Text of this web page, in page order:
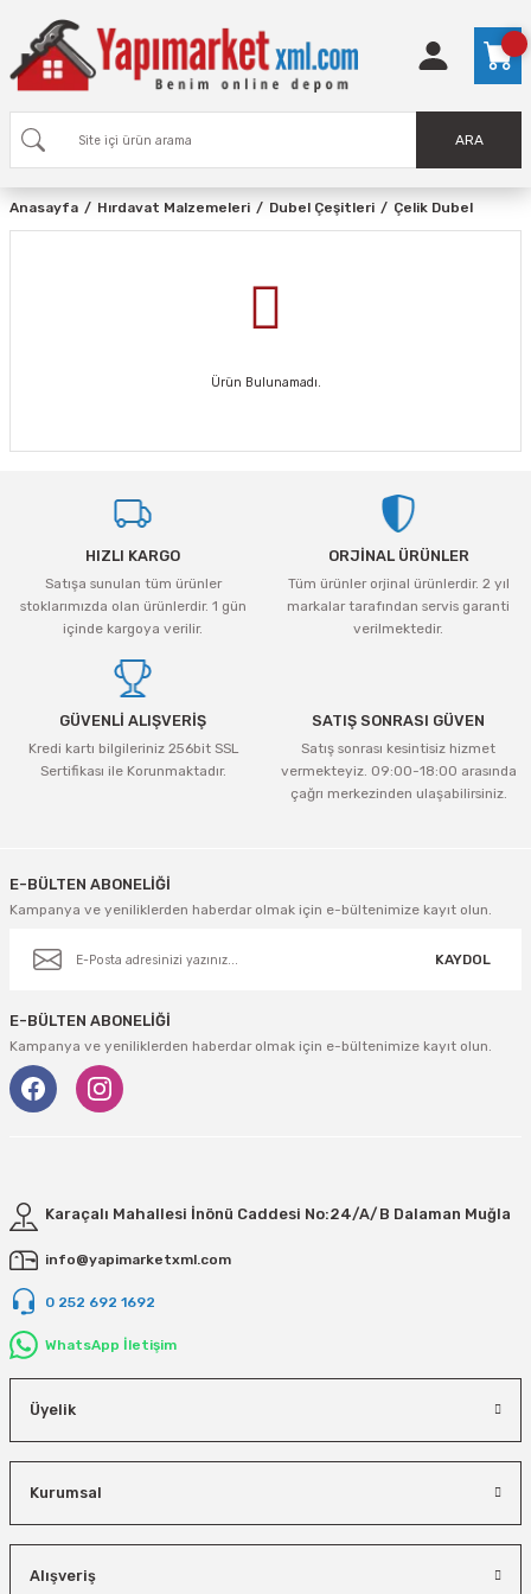
ARA
Anasayfa Hırdavat Malzemeleri Dubel Çeşitleri Çelik Dubel
Ürün Bulunamadı.
HIZLI KARGO
Satışa sunulan tüm ürünler
stoklarımızda olan ürünlerdir. 1 gün
içinde kargoya verilir.
ORJİNAL ÜRÜNLER
Tüm ürünler orjinal ürünlerdir. 2 yıl
markalar tarafından servis garanti
verilmektedir.
GÜVENLİ ALIŞVERİŞ
Kredi kartı bilgileriniz 256bit SSL
Sertifikası ile Korunmaktadır.
SATIŞ SONRASI GÜVEN
Satış sonrası kesintisiz hizmet
vermekteyiz. 09:00-18:00 arasında
çağrı merkezinden ulaşabilirsiniz.
E-BÜLTEN ABONELİĞİ
Kampanya ve yeniliklerden haberdar olmak için e-bültenimize kayıt olun.
KAYDOL
E-BÜLTEN ABONELİĞİ
Kampanya ve yeniliklerden haberdar olmak için e-bültenimize kayıt olun.
Karaçalı Mahallesi İnönü Caddesi No:24/A/B Dalaman Muğla
info@yapimarketxml.com
0 252 692 1692
WhatsApp İletişim
Üyelik
Kurumsal
Alışveriş